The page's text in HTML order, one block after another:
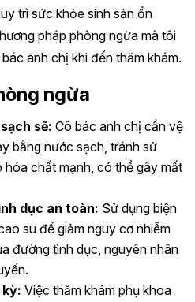
trì sức khỏe sinh sản ổn
pháp phòng ngừa mà tôi
anh chị khi đến thăm khám.
ngừa
sẽ: Cô bác anh chị cần vệ
bằng nước sạch, tránh sử
hóa chất mạnh, có thể gây mất
dục an toàn: Sử dụng biện
su để giảm nguy cơ nhiễm
đường tình dục, nguyên nhân
kỳ: Việc thăm khám phụ khoa